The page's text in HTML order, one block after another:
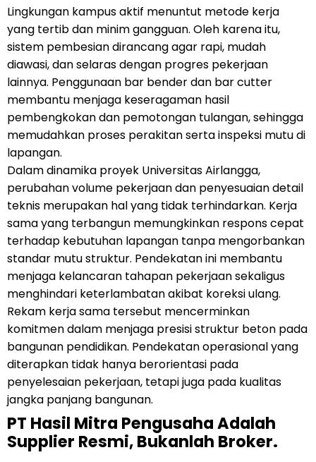
Lingkungan kampus aktif menuntut metode kerja
yang tertib dan minim gangguan. Oleh karena itu,
sistem pembesian dirancang agar rapi, mudah
diawasi, dan selaras dengan progres pekerjaan
lainnya. Penggunaan bar bender dan bar cutter
membantu menjaga keseragaman hasil
pembengkokan dan pemotongan tulangan, sehingga
memudahkan proses perakitan serta inspeksi mutu di
lapangan.
Dalam dinamika proyek Universitas Airlangga,
perubahan volume pekerjaan dan penyesuaian detail
teknis merupakan hal yang tidak terhindarkan. Kerja
sama yang terbangun memungkinkan respons cepat
terhadap kebutuhan lapangan tanpa mengorbankan
standar mutu struktur. Pendekatan ini membantu
menjaga kelancaran tahapan pekerjaan sekaligus
menghindari keterlambatan akibat koreksi ulang.
Rekam kerja sama tersebut mencerminkan
komitmen dalam menjaga presisi struktur beton pada
bangunan pendidikan. Pendekatan operasional yang
diterapkan tidak hanya berorientasi pada
penyelesaian pekerjaan, tetapi juga pada kualitas
jangka panjang bangunan.
PT Hasil Mitra Pengusaha Adalah
Supplier Resmi, Bukanlah Broker.